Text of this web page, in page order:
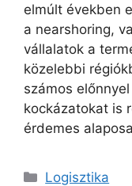
elmúlt években
a nearshoring,
vállalatok a
közelebbi
számos
kockázatokat is
érdemes
Kategória
Logisztika